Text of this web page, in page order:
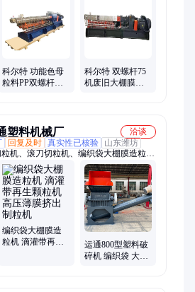
色母粒造粒挤出机、降解料造粒挤出
、氟塑料挤出机设备、热性塑弹性体造
机、反应挤出设备
科尔特 功能色母
粒料PP双螺杆造
科尔特 双螺杆75
机废旧大棚膜造
塑料机械厂
洽谈
回复及时 真实性已核验
山东潍坊
机、滚刀切粒机、编织袋大棚膜造粒
碎压料机、无网排渣模头、塑料再生设
造万能压料机、电磁真空烧网炉
编织袋大棚膜造
粒机 滴灌带再生
运通800型塑料破
碎机 编织袋 大棚